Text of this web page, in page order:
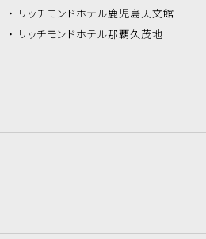
リッチモンドホテル鹿児島天文館
リッチモンドホテル那覇久茂地